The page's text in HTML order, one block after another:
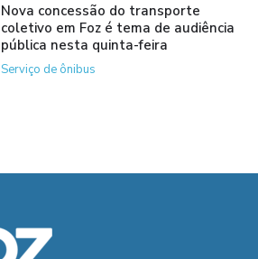
Nova concessão do transporte
coletivo em Foz é tema de audiência
pública nesta quinta-feira
Serviço de ônibus